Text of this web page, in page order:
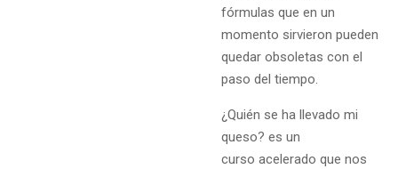
fórmulas que en un
momento sirvieron pueden
quedar obsoletas con el
paso del tiempo.
¿Quién se ha llevado mi
queso? es un
curso acelerado que nos